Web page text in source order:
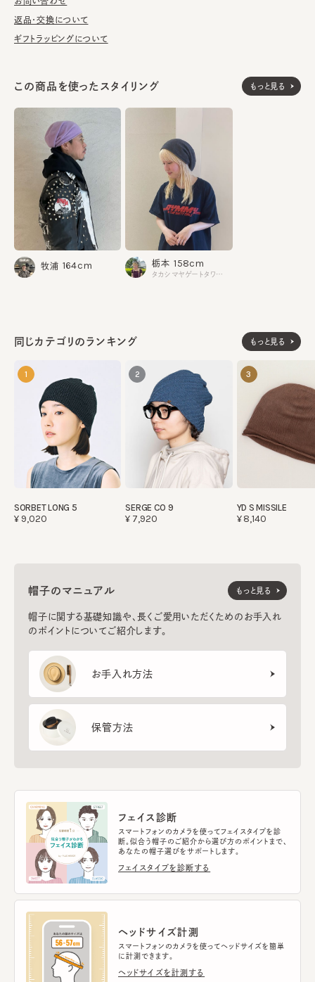
濯の際は単独手洗いで洗濯後、形を整え陰干ししてください。
※手洗いの際は付属のアテンションを必ずご参照ください。
生産国
返品・交換について
ギフトラッピングについて
同じカテゴリのランキング もっと見る
1
SORBET LONG 5
¥9,020
2
SERGE CO 9
¥7,920
3
YD S MISSILE
¥8,140
帽子のマニュアル
帽子に関する基礎知識や、長くご愛用いただくためのお手入れ
のポイントについてご紹介します。
お手入れ方法
保管方法
もっと見る
フェイス診断
スマートフォンのカメラを使ってフェイスタイプを診
断。似合う帽子のご紹介から選び方のポイントまで、
あなたの帽子選びをサポートします。
フェイスタイプを診断する
ヘッドサイズ計測
スマートフォンのカメラを使ってヘッドサイズを簡単
に計測できます。
ヘッドサイズを計測する
この商品を使ったスタイリング もっと見る
牧浦 164cm 栃本 158cm
タカシマヤゲートタワーモール